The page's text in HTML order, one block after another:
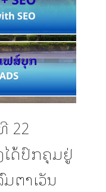
22
ໄດ້ປົກຄຸມຢູ່
ຕາເວັນ